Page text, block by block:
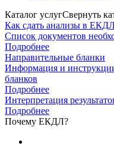
Каталог услугСвернуть
Как сдать анализы в
Список документов
Подробнее
Направительные бланки
Информация и
бланков
Подробнее
Интерпретация
Подробнее
Почему ЕКДЛ?